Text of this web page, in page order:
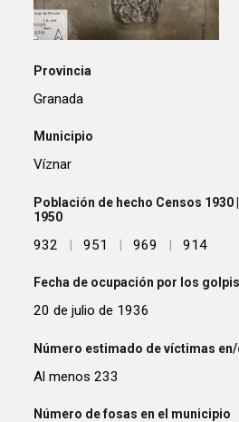
Provincia
Granada
Municipio
Víznar
Población de hecho Censos 1930 |
1950
932 | 951 | 969 | 914
Fecha de ocupación por los
20 de julio de 1936
Número estimado de víctimas
Al menos 233
Número de fosas en el municipio